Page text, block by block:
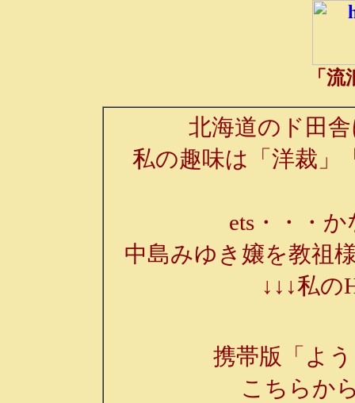
「
北海道のド田
私の趣味は「洋裁」
ets・・・
中島みゆき嬢を教祖
↓↓↓私の
携帯版「よ
こちらか